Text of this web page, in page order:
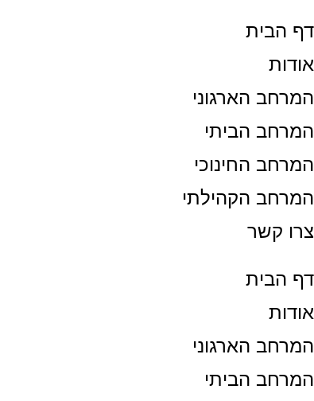
דף הבית
אודות
המרחב הארגוני
המרחב הביתי
המרחב החינוכי
המרחב הקהילתי
צרו קשר
דף הבית
אודות
המרחב הארגוני
המרחב הביתי